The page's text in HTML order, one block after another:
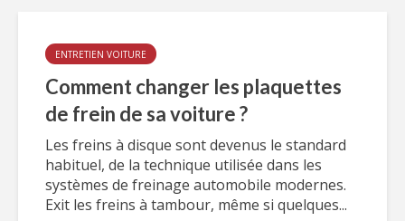
ENTRETIEN VOITURE
Comment changer les plaquettes
de frein de sa voiture ?
Les freins à disque sont devenus le standard
habituel, de la technique utilisée dans les
systèmes de freinage automobile modernes.
Exit les freins à tambour, même si quelques...